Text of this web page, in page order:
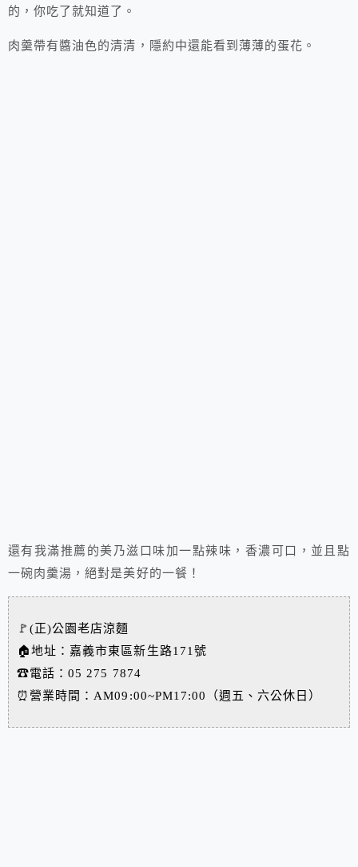
的，你吃了就知道了。
肉羹帶有醬油色的清清，隱約中還能看到薄薄的蛋花。
還有我滿推薦的美乃滋口味加一點辣味，香濃可口，並且點
一碗肉羹湯，絕對是美好的一餐！
🚩(正)公園老店涼麵
🏠地址：嘉義市東區新生路171號
☎電話：05 275 7874
⏰營業時間：AM09:00~PM17:00（週五、六公休日）